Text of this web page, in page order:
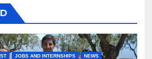
JOBS AND INTERNSHIPS NEWS